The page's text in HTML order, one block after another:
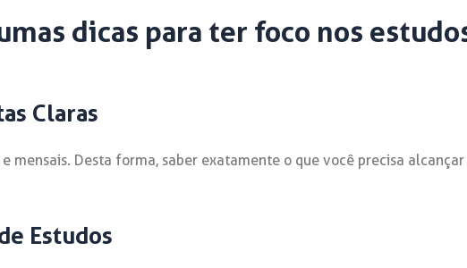
dicas para ter foco nos
Claras
mensais. Desta forma, saber exatamente o que você precisa
Estudos